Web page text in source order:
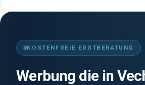
du unsicher bist, ob wir passen: ruf an
Angebot in der Regel innerhalb von 3
KOSTENFREIE ERSTBERATUNG
Werbung die in